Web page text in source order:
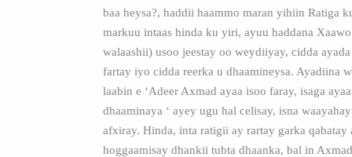
baa heysa?, haddii haammo maran yihiin Ratiga
markuu intaas hinda ku yiri, ayuu haddana
walaashii) usoo jeestay oo weydiiyay, cidda
fartay iyo cidda reerka u dhaamineysa. Ayadiina
laabin e ‘Adeer Axmad ayaa isoo faray, isaga
dhaaminaya ‘ ayey ugu hal celisay, isna
afxiray. Hinda, inta ratigii ay rartay garka qabatay
hoggaamisay dhankii tubta dhaanka, bal in